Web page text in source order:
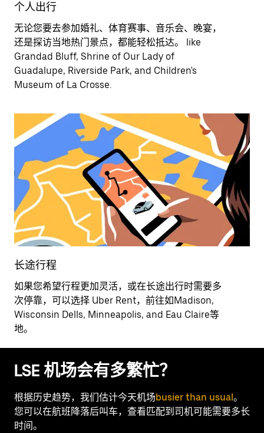
个人出行
无论您要去参加婚礼、体育赛事、音乐会、晚宴，
还是探访当地热门景点，都能轻松抵达。 like
Grandad Bluff, Shrine of Our Lady of
Guadalupe, Riverside Park, and Children's
Museum of La Crosse.
长途行程
如果您希望行程更加灵活，或在长途出行时需要多
次停靠，可以选择 Uber Rent，前往如Madison,
Wisconsin Dells, Minneapolis, and Eau Claire等
地。
LSE 机场会有多繁忙？
根据历史趋势，我们估计今天机场busier than usual。
您可以在航班降落后叫车，查看匹配到司机可能需要多长
时间。